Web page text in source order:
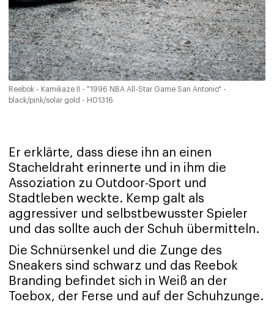
Reebok - Kamikaze II - "1996 NBA All-Star Game San Antonio" -
black/pink/solar gold - H01316
Er erklärte, dass diese ihn an einen
Stacheldraht erinnerte und in ihm die
Assoziation zu Outdoor-Sport und
Stadtleben weckte. Kemp galt als
aggressiver und selbstbewusster Spieler
und das sollte auch der Schuh übermitteln.
Die Schnürsenkel und die Zunge des
Sneakers sind schwarz und das Reebok
Branding befindet sich in Weiß an der
Toebox, der Ferse und auf der Schuhzunge.